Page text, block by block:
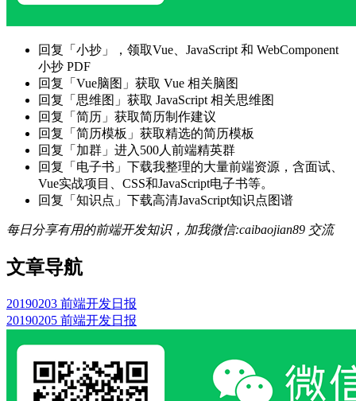
回复「小抄」，领取Vue、JavaScript 和 WebComponent
小抄 PDF
回复「Vue脑图」获取 Vue 相关脑图
回复「思维图」获取 JavaScript 相关思维图
回复「简历」获取简历制作建议
回复「简历模板」获取精选的简历模板
回复「加群」进入500人前端精英群
回复「电子书」下载我整理的大量前端资源，含面试、
Vue实战项目、CSS和JavaScript电子书等。
回复「知识点」下载高清JavaScript知识点图谱
每日分享有用的前端开发知识，加我微信:caibaojian89 交流
文章导航
20190203 前端开发日报
20190205 前端开发日报